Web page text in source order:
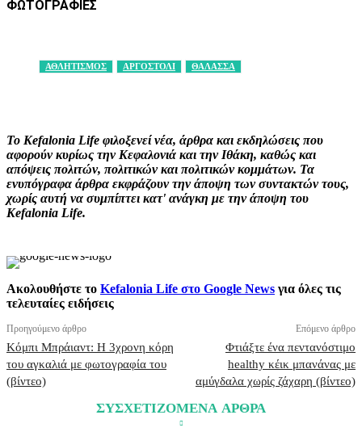
ΦΩΤΟΓΡΑΦΙΕΣ
ΑΘΛΗΤΙΣΜΟΣ ΑΡΓΟΣΤΟΛΙ ΘΑΛΑΣΣΑ
Το Kefalonia Life φιλοξενεί νέα, άρθρα και εκδηλώσεις που
αφορούν κυρίως την Κεφαλονιά και την Ιθάκη, καθώς και
απόψεις πολιτών, πολιτικών και πολιτικών κομμάτων. Τα
ενυπόγραφα άρθρα εκφράζουν την άποψη των συντακτών τους,
χωρίς αυτή να συμπίπτει κατ' ανάγκη με την άποψη του
Kefalonia Life.
Ακολουθήστε το Kefalonia Life στο Google News για όλες τις
τελευταίες ειδήσεις
Προηγούμενο άρθρο
Κόμπι Μπράιαντ: Η 3χρονη κόρη
του αγκαλιά με φωτογραφία του
(βίντεο)
Επόμενο άρθρο
Φτιάξτε ένα πεντανόστιμο
healthy κέικ μπανάνας με
αμύγδαλα χωρίς ζάχαρη (βίντεο)
ΣΥΣΧΕΤΙΖΟΜΕΝΑ ΑΡΘΡΑ